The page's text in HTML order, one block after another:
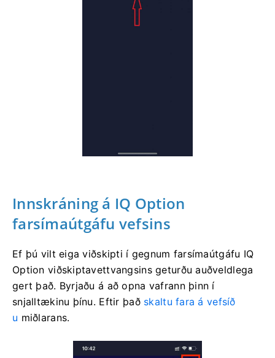
Innskráning á IQ Option
farsímaútgáfu vefsins
Ef þú vilt eiga viðskipti í gegnum farsímaútgáfu IQ
Option viðskiptavettvangsins geturðu auðveldlega
gert það. Byrjaðu á að opna vafrann þinn í
snjalltækinu þínu. Eftir það skaltu fara á vefsíð
u miðlarans.